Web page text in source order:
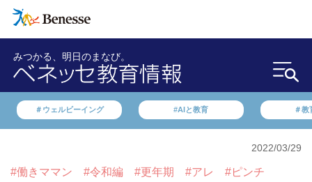
みつかる、明日のまなび。
＃ウェルビーイング #AIと教育 ＃教
2022/03/29
#働きママン #令和編 #更年期 #アレ
#ピンチ